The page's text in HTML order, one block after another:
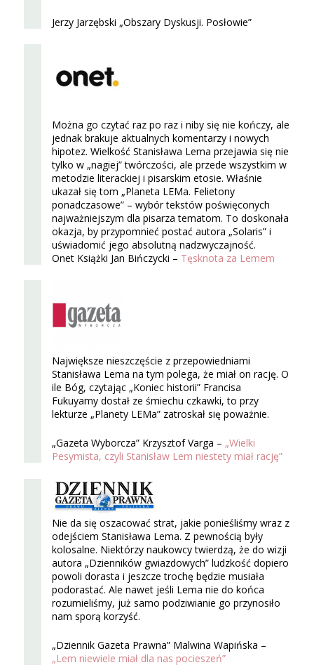
Jerzy Jarzębski „Obszary Dyskusji. Posłowie”
Można go czytać raz po raz i niby się nie kończy, ale
jednak brakuje aktualnych komentarzy i nowych
hipotez. Wielkość Stanisława Lema przejawia się nie
tylko w „nagiej” twórczości, ale przede wszystkim w
metodzie literackiej i pisarskim etosie. Właśnie
ukazał się tom „Planeta LEMa. Felietony
ponadczasowe” – wybór tekstów poświęconych
najważniejszym dla pisarza tematom. To doskonała
okazja, by przypomnieć postać autora „Solaris” i
uświadomić jego absolutną nadzwyczajność.
Onet Książki Jan Bińczycki – Tęsknota za Lemem
Największe nieszczęście z przepowiedniami
Stanisława Lema na tym polega, że miał on rację. O
ile Bóg, czytając „Koniec historii” Francisa
Fukuyamy dostał ze śmiechu czkawki, to przy
lekturze „Planety LEMa” zatroskał się poważnie.
„Gazeta Wyborcza” Krzysztof Varga – „Wielki
Pesymista, czyli Stanisław Lem niestety miał rację”
Nie da się oszacować strat, jakie ponieśliśmy wraz z
odejściem Stanisława Lema. Z pewnością były
kolosalne. Niektórzy naukowcy twierdzą, że do wizji
autora „Dzienników gwiazdowych” ludzkość dopiero
powoli dorasta i jeszcze trochę będzie musiała
podorastać. Ale nawet jeśli Lema nie do końca
rozumieliśmy, już samo podziwianie go przynosiło
nam sporą korzyść.
„Dziennik Gazeta Prawna” Malwina Wapińska –
„Lem niewiele miał dla nas pocieszeń”